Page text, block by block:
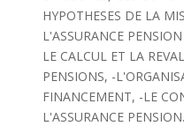
HYPOTHESES DE LA
L'ASSURANCE
LE CALCUL ET LA
PENSIONS, -
FINANCEMENT, -LE
L'ASSURANCE PENSION.